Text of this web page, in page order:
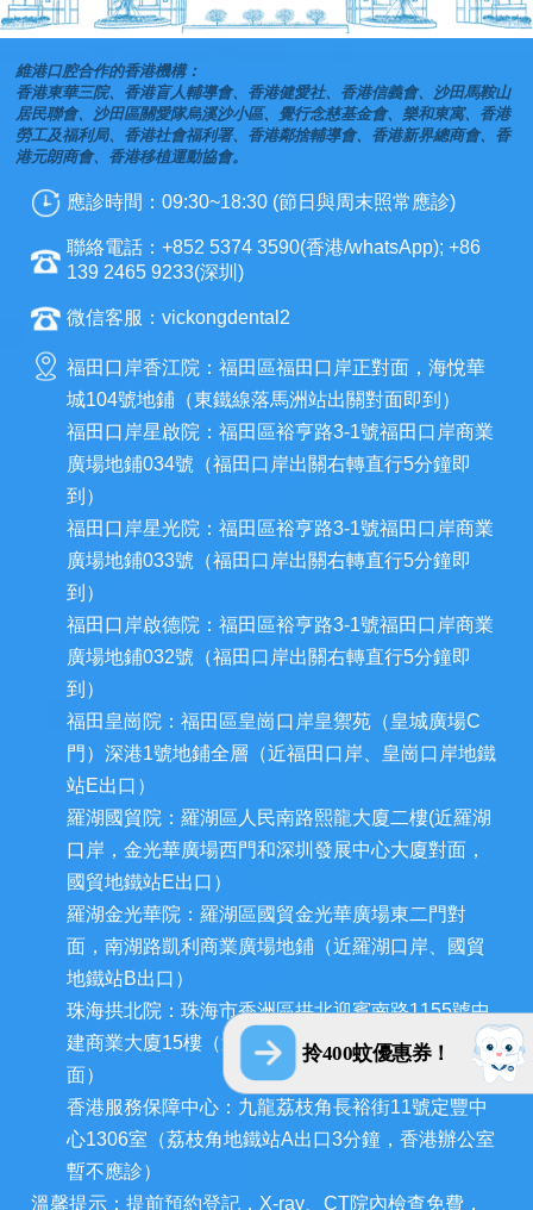
拎400蚊優惠券！
維港口腔合作的香港機構：
香港東華三院、香港盲人輔導會、香港健愛社、香港信義會、沙田馬鞍山
居民聯會、沙田區關愛隊烏溪沙小區、覺行念慈基金會、樂和東寓、香港
勞工及福利局、香港社會福利署、香港鄰捨輔導會、香港新界總商會、香
港元朗商會、香港移植運動協會。
應診時間：09:30~18:30 (節日與周末照常應診)
聯絡電話：+852 5374 3590(香港/whatsApp); +86
139 2465 9233(深圳)
微信客服：vickongdental2
福田口岸香江院：福田區福田口岸正對面，海悅華
城104號地鋪（東鐵線落馬洲站出關對面即到）
福田口岸星啟院：福田區裕亨路3-1號福田口岸商業
廣場地鋪034號（福田口岸出關右轉直行5分鐘即
到）
福田口岸星光院：福田區裕亨路3-1號福田口岸商業
廣場地鋪033號（福田口岸出關右轉直行5分鐘即
到）
福田口岸啟德院：福田區裕亨路3-1號福田口岸商業
廣場地鋪032號（福田口岸出關右轉直行5分鐘即
到）
福田皇崗院：福田區皇崗口岸皇禦苑（皇城廣場C
門）深港1號地鋪全層（近福田口岸、皇崗口岸地鐵
站E出口）
羅湖國貿院：羅湖區人民南路熙龍大廈二樓(近羅湖
口岸，金光華廣場西門和深圳發展中心大廈對面，
國貿地鐵站E出口）
羅湖金光華院：羅湖區國貿金光華廣場東二門對
面，南湖路凱利商業廣場地鋪（近羅湖口岸、國貿
地鐵站B出口）
珠海拱北院：珠海市香洲區拱北迎賓南路1155號中
建商業大廈15樓（近拱北口岸，迎賓百貨廣場對
面）
香港服務保障中心：九龍荔枝角長裕街11號定豐中
心1306室（荔枝角地鐵站A出口3分鐘，香港辦公室
暫不應診）
溫馨提示：提前預約登記，X-ray、CT院內檢查免費，